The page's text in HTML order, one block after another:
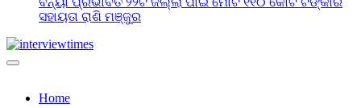
ସହାୟତା ରାଶି ମଞ୍ଜୁର
Home